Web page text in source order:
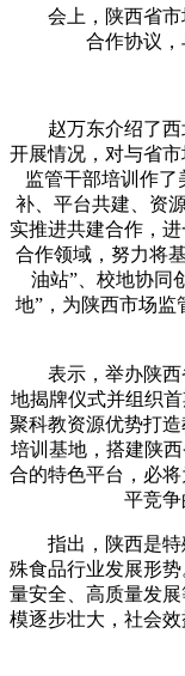
会上，陕西省市
合作协议，
赵万东介绍了西
开展情况，对与省
监管干部培训作了
补、平台共建、资
实推进共建合作，
合作领域，努力将
油站”、校地协同
地”，为陕西市场监
表示，举办陕西
地揭牌仪式并组织
聚科教资源优势打
培训基地，搭建陕
合的特色平台，必
平竞争
指出，陕西是特
殊食品行业发展形
量安全、高质量发
模逐步壮大，社会